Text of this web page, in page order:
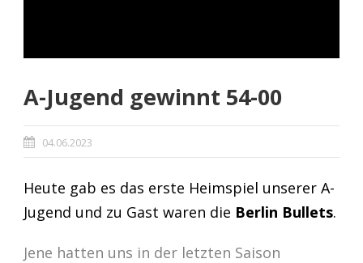
A-Jugend gewinnt 54-00
04.06.2023
Heute gab es das erste Heimspiel unserer A-
Jugend und zu Gast waren die Berlin Bullets.
Jene hatten uns in der letzten Saison